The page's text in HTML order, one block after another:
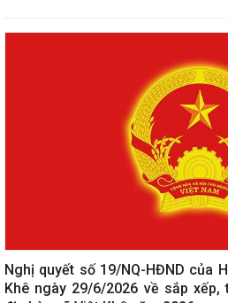
Nghị quyết số 19/NQ-HĐND của
Khê ngày 29/6/2026 về sắp